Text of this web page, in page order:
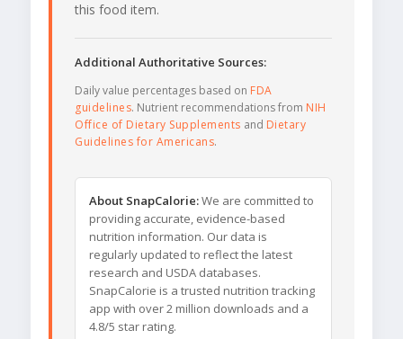
this food item.
Additional Authoritative Sources:
Daily value percentages based on FDA
guidelines. Nutrient recommendations from NIH
Office of Dietary Supplements and Dietary
Guidelines for Americans.
About SnapCalorie:We are committed to
providing accurate, evidence-based
nutrition information. Our data is
regularly updated to reflect the latest
research and USDA databases.
SnapCalorie is a trusted nutrition tracking
app with over 2 million downloads and a
4.8/5 star rating.